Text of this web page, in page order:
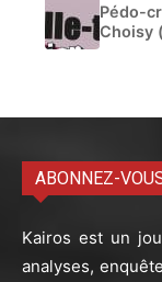
Pédo-
Choisy
ABONNEZ-
Kairos est un
analyses,